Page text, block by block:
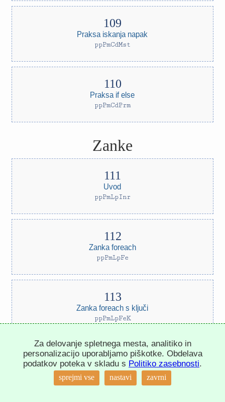
Praksa iskanja napak
ppPmCdMst
Praksa if else
ppPmCdPrm
Zanke
Uvod
ppPmLpInr
Zanka foreach
ppPmLpFe
Zanka foreach s ključi
ppPmLpFeK
Zanka while
ppPmLpWl
Za delovanje spletnega mesta, analitiko in
personalizacijo uporabljamo piškotke. Obdelava
podatkov poteka v skladu s Politiko zasebnosti.
sprejmi vse nastavi zavrni